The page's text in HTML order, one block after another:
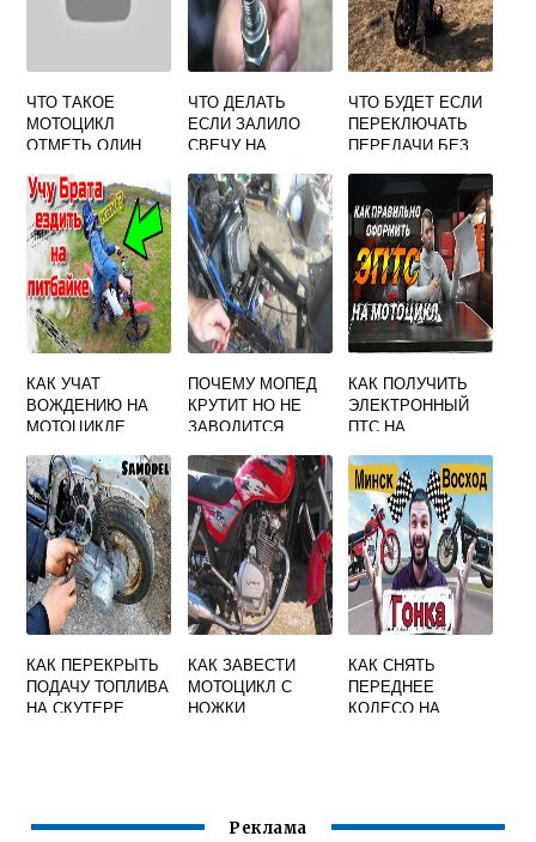
ЧТО ТАКОЕ
МОТОЦИКЛ
ОТМЕТЬ ОДИН
ОТВЕТ
ЧТО ДЕЛАТЬ
ЕСЛИ ЗАЛИЛО
СВЕЧУ НА
ЧТО БУДЕТ ЕСЛИ
ПЕРЕКЛЮЧАТЬ
ПЕРЕДАЧИ БЕЗ
МОТОЦИКЛЕ
КАК УЧАТ
ВОЖДЕНИЮ НА
МОТОЦИКЛЕ
ПОЧЕМУ МОПЕД
КРУТИТ НО НЕ
ЗАВОДИТСЯ
КАК ПОЛУЧИТЬ
ЭЛЕКТРОННЫЙ
ПТС НА
БЕЛОРУССИИ
КАК ПЕРЕКРЫТЬ
ПОДАЧУ ТОПЛИВА
НА СКУТЕРЕ
КАК ЗАВЕСТИ
МОТОЦИКЛ С
НОЖКИ
КАК СНЯТЬ
ПЕРЕДНЕЕ
КОЛЕСО НА
Реклама